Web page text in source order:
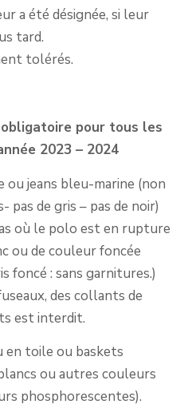
a été désignée, si leur
tard.
tolérés.
pour tous les
2023 – 2024
ou jeans bleu-marine (non
pas de gris – pas de noir)
où le polo est en rupture
ou de couleur foncée
foncé : sans garnitures.)
des collants de
est interdit.
en toile ou baskets
ou autres couleurs
phosphorescentes).